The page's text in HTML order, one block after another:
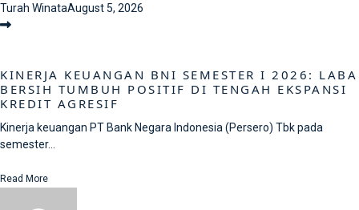
Turah WinataAugust 5, 2026
KINERJA KEUANGAN BNI SEMESTER I 2026: LABA
BERSIH TUMBUH POSITIF DI TENGAH EKSPANSI
KREDIT AGRESIF
Kinerja keuangan PT Bank Negara Indonesia (Persero) Tbk pada
semester...
Read More